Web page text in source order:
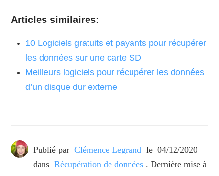
Articles similaires:
10 Logiciels gratuits et payants pour récupérer
les données sur une carte SD
Meilleurs logiciels pour récupérer les données
d’un disque dur externe
Publié par Clémence Legrand le 04/12/2020
dans Récupération de données . Dernière mise à